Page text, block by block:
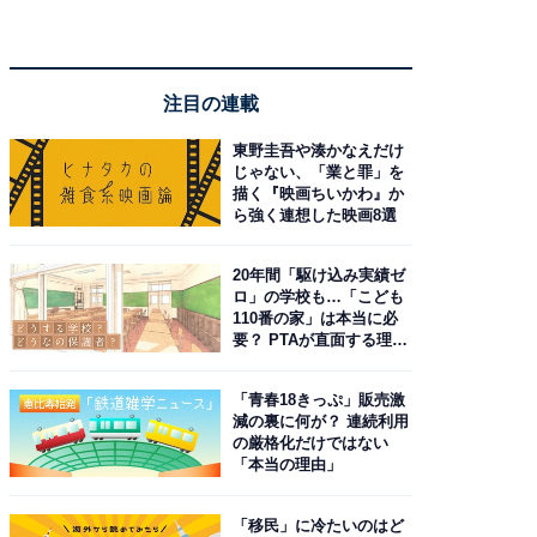
注目の連載
東野圭吾や湊かなえだけ
じゃない、「業と罪」を
描く『映画ちいかわ』か
ら強く連想した映画8選
20年間「駆け込み実績ゼ
ロ」の学校も…「こども
110番の家」は本当に必
要？ PTAが直面する理想
「青春18きっぷ」販売激
減の裏に何が？ 連続利用
の厳格化だけではない
「本当の理由」
「移民」に冷たいのはど